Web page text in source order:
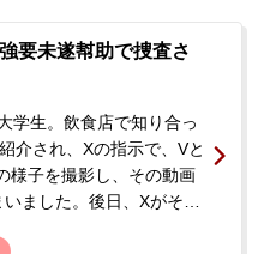
所を紹介され、ご相談・
た。
要未遂幇助で捜査さ
学生。飲食店で知り合っ
介され、Xの指示で、Vと
様子を撮影し、その動画
ました。後日、Xがその